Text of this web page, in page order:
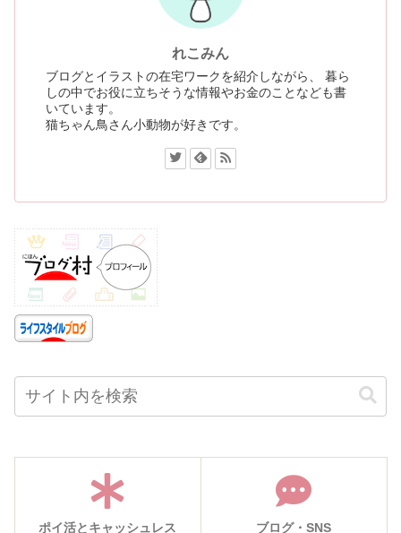
れこみん
ブログとイラストの在宅ワークを紹介しながら、 暮ら
しの中でお役に立ちそうな情報やお金のことなども書
いています。
猫ちゃん鳥さん小動物が好きです。
ポイ活とキャッシュレス ブログ・SNS